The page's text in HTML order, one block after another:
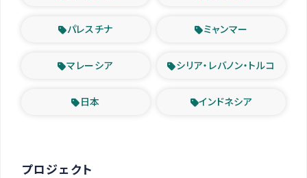
パレスチナ ミャンマー
マレーシア シリア・レバノン・トルコ
日本 インドネシア
プロジェクト